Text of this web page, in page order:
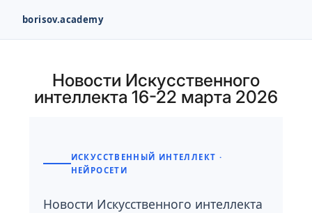
borisov.academy
содержимомуНовости Искусственного
интеллекта 16-22 марта 2026
ИСКУССТВЕННЫЙ ИНТЕЛЛЕКТ ·
НЕЙРОСЕТИ
Новости Искусственного интеллекта